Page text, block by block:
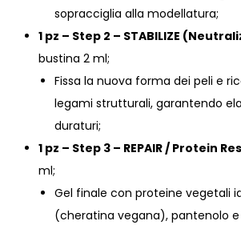
sopracciglia alla modellatura;
1 pz – Step 2 – STABILIZE
bustina 2 ml;
Fissa la nuova forma dei peli e
legami strutturali, garantendo
duraturi;
1 pz – Step 3 – REPAIR / Protein
ml;
Gel finale con proteine vegetali
(cheratina vegana), pantenolo